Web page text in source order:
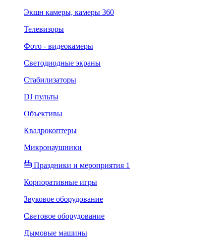
Экшн камеры, камеры 360
Телевизоры
Фото - видеокамеры
Светодиодные экраны
Стабилизаторы
DJ пульты
Объективы
Квадрокоптеры
Микронаушники
Праздники и мероприятия 1
Корпоративные игры
Звуковое оборудование
Световое оборудование
Дымовые машины